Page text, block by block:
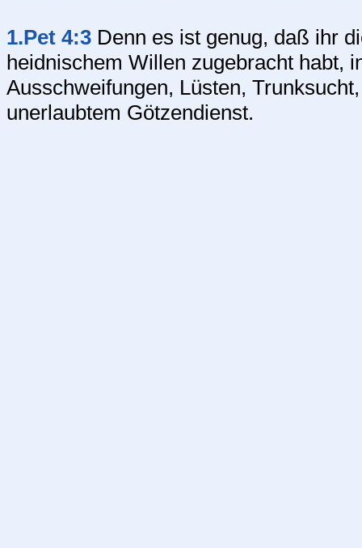
1.Pet 4:3 Denn es ist genug, daß ihr
heidnischem Willen zugebracht habt,
Ausschweifungen, Lüsten,
unerlaubtem Götzendienst.